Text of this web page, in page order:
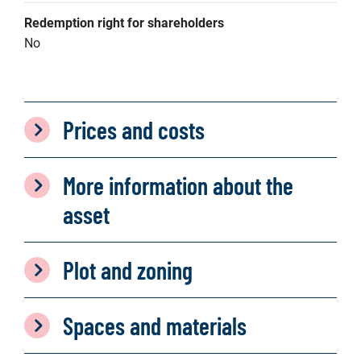
Redemption right for shareholders
No
Prices and costs
More information about the
asset
Plot and zoning
Spaces and materials